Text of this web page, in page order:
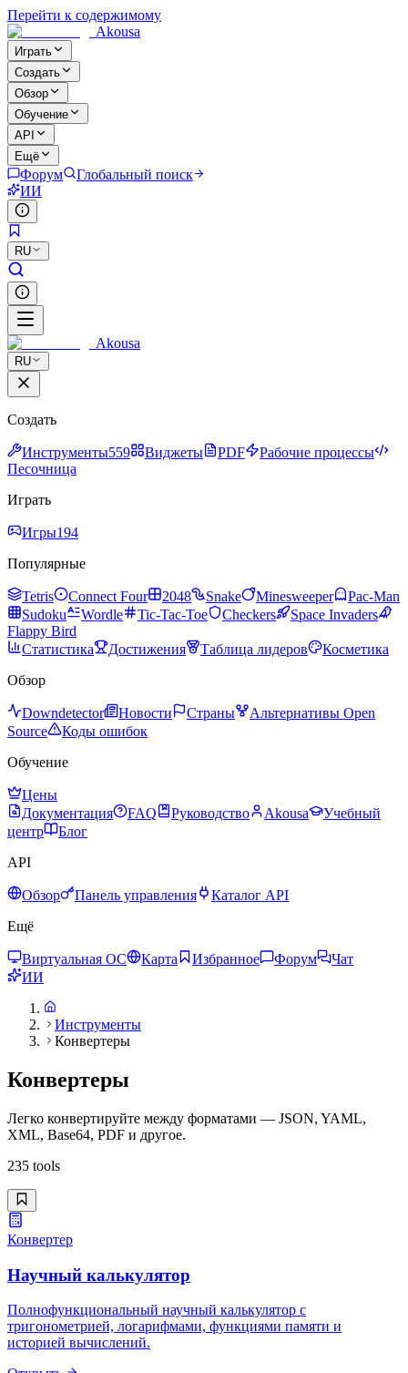
Перейти к содержимому
Akousa
Играть
Создать
Обзор
Обучение
API
Ещё
Форум
Глобальный поиск
ИИ
RU
Akousa
RU
Создать
Инструменты559 Виджеты PDF
Рабочие процессы
Песочница
Играть
Игры194
Популярные
Tetris Connect Four 2048 Snake Minesweeper
Pac-Man
Sudoku
Wordle Tic-Tac-Toe Checkers
Space Invaders
Flappy Bird
Статистика
Достижения Таблица лидеров
Косметика
Обзор
Downdetector Новости Страны
Альтернативы Open
Source
Коды ошибок
Обучение
Цены
Документация
FAQ Руководство Akousa
Учебный
центр
Блог
API
Обзор Панель управления
Каталог API
Ещё
Виртуальная ОС Карта Избранное Форум
Чат
ИИ
Инструменты
Конвертеры
Конвертеры
Легко конвертируйте между форматами — JSON, YAML,
XML, Base64, PDF и другое.
235 tools
Конвертер
Научный калькулятор
Полнофункциональный научный калькулятор с
тригонометрией, логарифмами, функциями памяти и
историей вычислений.